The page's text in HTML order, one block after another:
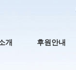
개 후원안내